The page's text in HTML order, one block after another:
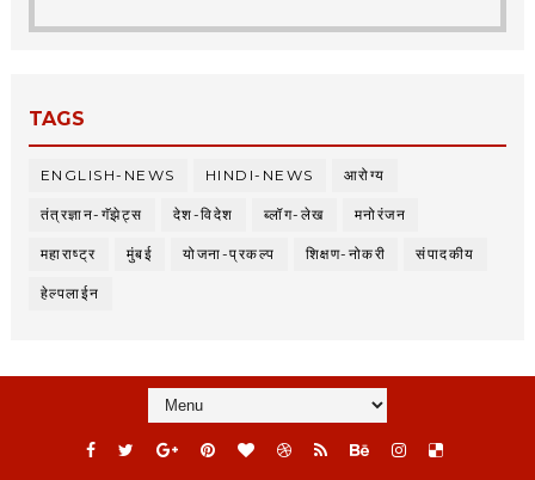
TAGS
ENGLISH-NEWS HINDI-NEWS आरोग्य
तंत्रज्ञान-गॅझेट्स देश-विदेश ब्लॉग-लेख मनोरंजन
महाराष्ट्र मुंबई योजना-प्रकल्प शिक्षण-नोकरी संपादकीय
हेल्पलाईन